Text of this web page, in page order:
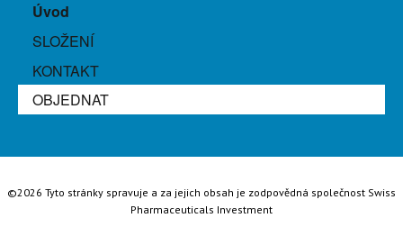
Úvod
SLOŽENÍ
KONTAKT
OBJEDNAT
©2026 Tyto stránky spravuje a za jejich obsah je zodpovědná společnost Swiss
Pharmaceuticals Investment